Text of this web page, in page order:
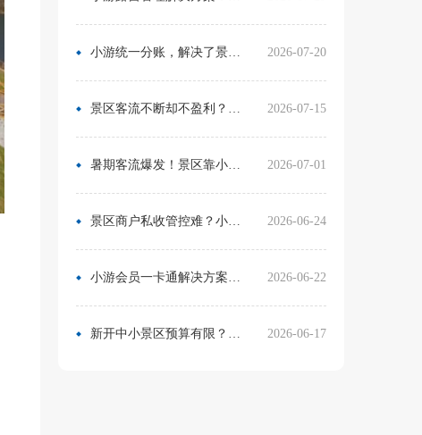
小游统一分账，解决了景区在多渠道合作中的资金管理难题 2026-07-20
景区客流不断却不盈利？靠一卡通盘活二消，真实案例营收翻倍 2026-07-15
暑期客流爆发！景区靠小游票务系统，轻松拿捏旺季流量与口碑 2026-07-01
景区商户私收管控难？小游票务系统统一收银方案，从根源杜绝私自收款 2026-06-24
小游会员一卡通解决方案：消费游玩更省心！ 2026-06-22
新开中小景区预算有限？分 3 阶段搭建售检票系统，小游票务轻量化方案直接落地 2026-06-17